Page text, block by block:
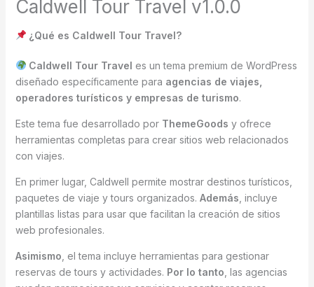
Caldwell Tour Travel v1.0.0
¿Qué es Caldwell Tour Travel?
Caldwell Tour Travel es un tema premium de WordPress
diseñado específicamente para agencias de viajes,
operadores turísticos y empresas de turismo.
Este tema fue desarrollado por ThemeGoods y ofrece
herramientas completas para crear sitios web relacionados
con viajes.
En primer lugar, Caldwell permite mostrar destinos turísticos,
paquetes de viaje y tours organizados. Además , incluye
plantillas listas para usar que facilitan la creación de sitios
web profesionales.
Asimismo , el tema incluye herramientas para gestionar
reservas de tours y actividades. Por lo tanto , las agencias